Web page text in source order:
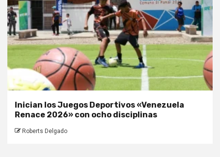
Inician los Juegos Deportivos «Venezuela
Renace 2026» con ocho disciplinas
Roberts Delgado